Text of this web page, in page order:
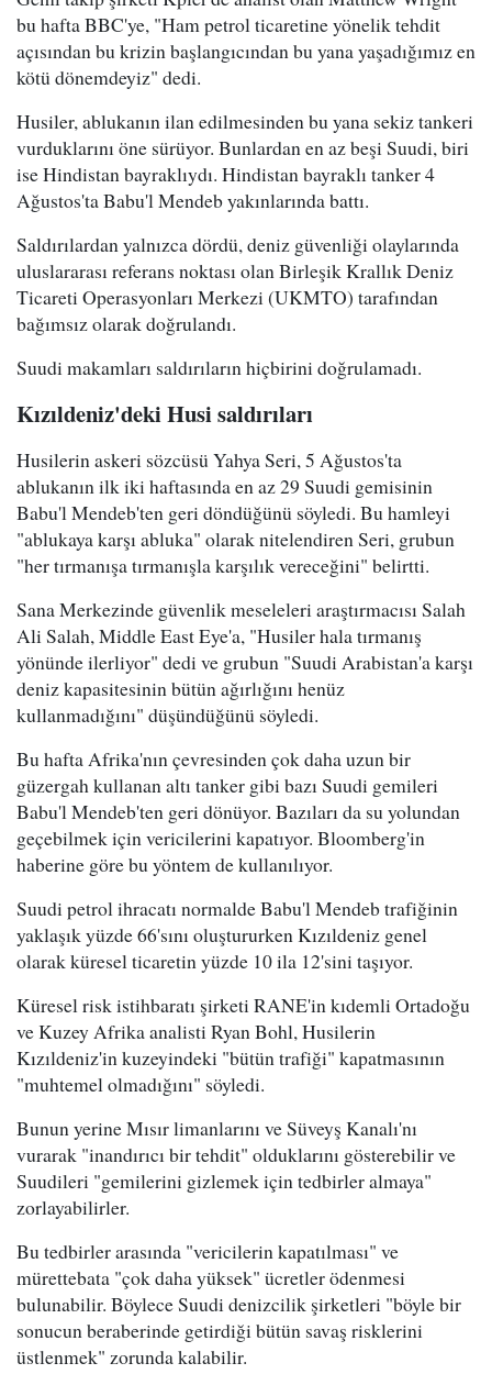
bu hafta BBC'ye, "Ham petrol ticaretine yönelik tehdit
açısından bu krizin başlangıcından bu yana yaşadığımız en
kötü dönemdeyiz" dedi.
Husiler, ablukanın ilan edilmesinden bu yana sekiz tankeri
vurduklarını öne sürüyor. Bunlardan en az beşi Suudi, biri
ise Hindistan bayraklıydı. Hindistan bayraklı tanker 4
Ağustos'ta Babu'l Mendeb yakınlarında battı.
Saldırılardan yalnızca dördü, deniz güvenliği olaylarında
uluslararası referans noktası olan Birleşik Krallık Deniz
Ticareti Operasyonları Merkezi (UKMTO) tarafından
bağımsız olarak doğrulandı.
Suudi makamları saldırıların hiçbirini doğrulamadı.
Kızıldeniz'deki Husi saldırıları
Husilerin askeri sözcüsü Yahya Seri, 5 Ağustos'ta
ablukanın ilk iki haftasında en az 29 Suudi gemisinin
Babu'l Mendeb'ten geri döndüğünü söyledi. Bu hamleyi
"ablukaya karşı abluka" olarak nitelendiren Seri, grubun
"her tırmanışa tırmanışla karşılık vereceğini" belirtti.
Sana Merkezinde güvenlik meseleleri araştırmacısı Salah
Ali Salah, Middle East Eye'a, "Husiler hala tırmanış
yönünde ilerliyor" dedi ve grubun "Suudi Arabistan'a karşı
deniz kapasitesinin bütün ağırlığını henüz
kullanmadığını" düşündüğünü söyledi.
Bu hafta Afrika'nın çevresinden çok daha uzun bir
güzergah kullanan altı tanker gibi bazı Suudi gemileri
Babu'l Mendeb'ten geri dönüyor. Bazıları da su yolundan
geçebilmek için vericilerini kapatıyor. Bloomberg'in
haberine göre bu yöntem de kullanılıyor.
Suudi petrol ihracatı normalde Babu'l Mendeb trafiğinin
yaklaşık yüzde 66'sını oluştururken Kızıldeniz genel
olarak küresel ticaretin yüzde 10 ila 12'sini taşıyor.
Küresel risk istihbaratı şirketi RANE'in kıdemli Ortadoğu
ve Kuzey Afrika analisti Ryan Bohl, Husilerin
Kızıldeniz'in kuzeyindeki "bütün trafiği" kapatmasının
"muhtemel olmadığını" söyledi.
Bunun yerine Mısır limanlarını ve Süveyş Kanalı'nı
vurarak "inandırıcı bir tehdit" olduklarını gösterebilir ve
Suudileri "gemilerini gizlemek için tedbirler almaya"
zorlayabilirler.
Bu tedbirler arasında "vericilerin kapatılması" ve
mürettebata "çok daha yüksek" ücretler ödenmesi
bulunabilir. Böylece Suudi denizcilik şirketleri "böyle bir
sonucun beraberinde getirdiği bütün savaş risklerini
üstlenmek" zorunda kalabilir.